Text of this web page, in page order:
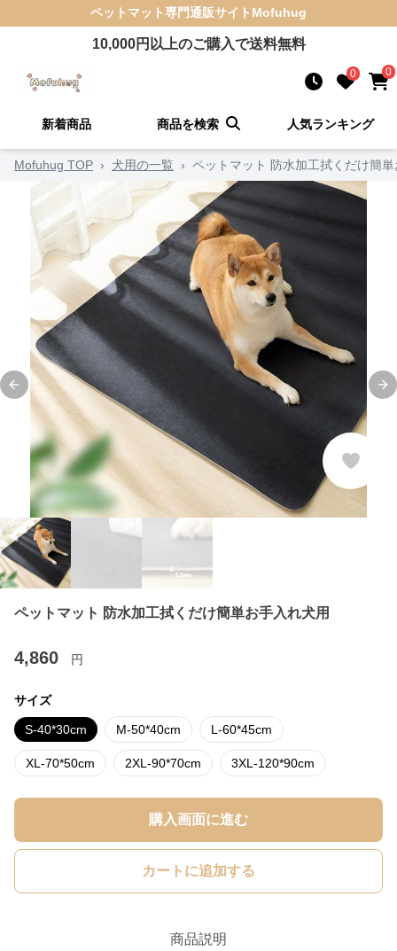
ペットマット専門通販サイト Mofuhug
10,000円以上のご購入で送料無料
0 0
新着商品 商品を検索 人気ランキング
Mofuhug TOP › 犬用の一覧 › ペットマット 防水加工拭くだけ簡
Previous slide
ペットマット 防水加工拭くだけ簡単お手入れ犬用
4,860 円
サイズ
S-40*30cm M-50*40cm L-60*45cm
XL-70*50cm 2XL-90*70cm 3XL-120*90cm
購入画面に進む
カートに追加する
商品説明